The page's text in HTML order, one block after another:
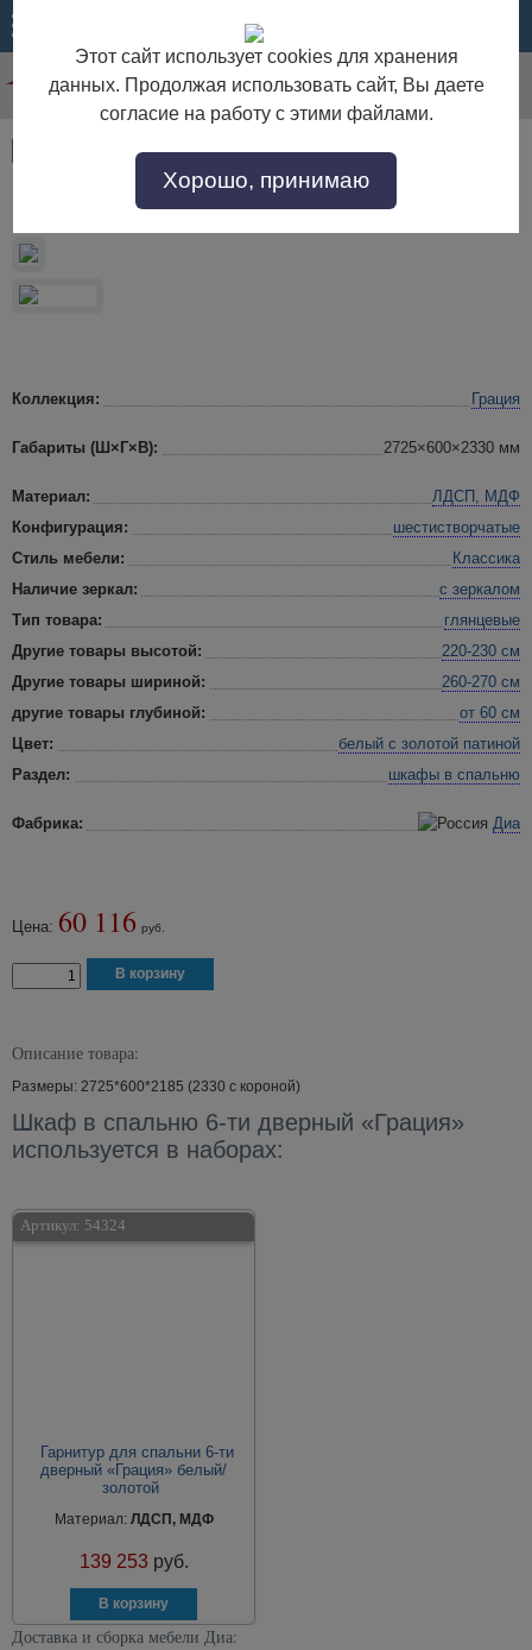
54319
Шкаф в спальню 6-ти дверный «Грация»
Коллекция: Грация
Габариты (Ш×Г×В): 2725×600×2330 мм
Материал:
ЛДСП, МДФ
Конфигурация:
шестистворчатые
Стиль мебели:
Классика
Наличие зеркал:
с зеркалом
Тип товара:
глянцевые
Другие товары высотой:
220-230 см
Другие товары шириной:
260-270 см
другие товары глубиной:
от 60 см
Цвет:
белый с золотой патиной
Раздел:
шкафы в спальню
Фабрика: Диа
Цена: 60 116 руб.
Описание товара:
Размеры: 2725*600*2185 (2330 с короной)
Шкаф в спальню 6-ти дверный «Грация»
используется в наборах:
Артикул: 54324
Гарнитур для спальни 6-ти
дверный «Грация» белый/
золотой
Материал: ЛДСП, МДФ
139 253 руб.
Доставка и сборка мебели Диа:
Этот сайт использует cookies для хранения
данных. Продолжая использовать сайт, Вы даете
согласие на работу с этими файлами.
Хорошо, принимаю